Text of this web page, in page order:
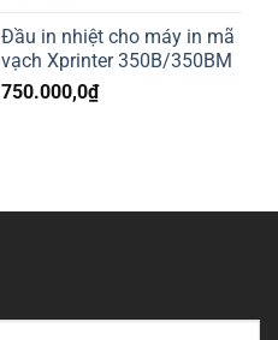
Đầu in nhiệt cho máy in mã
vạch Xprinter 350B/350BM
750.000,0₫